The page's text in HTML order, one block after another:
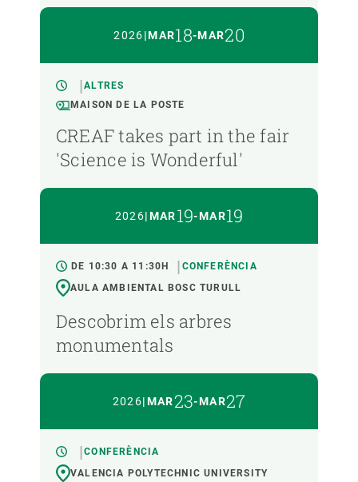
2026|MAR18-MAR20
ALTRES
MAISON DE LA POSTE
CREAF takes part in the fair
'Science is Wonderful'
2026|MAR19-MAR19
DE 10:30 A 11:30H
CONFERÈNCIA
AULA AMBIENTAL BOSC TURULL
Descobrim els arbres
monumentals
2026|MAR23-MAR27
CONFERÈNCIA
VALENCIA POLYTECHNIC UNIVERSITY